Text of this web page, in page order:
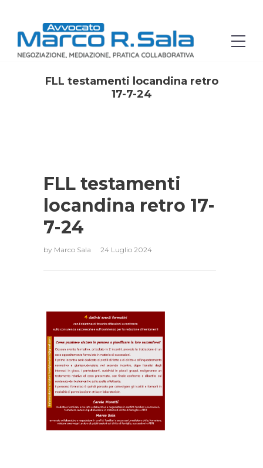
FLL testamenti locandina retro
17-7-24
FLL testamenti
locandina retro 17-
7-24
by Marco Sala 24 Luglio 2024